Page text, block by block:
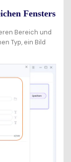
Fensters
Bereich und
Typ, ein Bild